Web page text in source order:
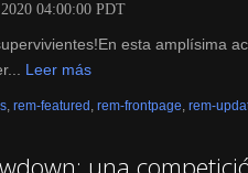
04:00:00 PDT
esta amplísima
Leer más
, rem-featured , rem-frontpage, rem-
una